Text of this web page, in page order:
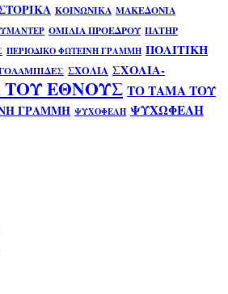
ΚΟΙΝΩΝΙΚΑ ΜΑΚΕΔΟΝΙΑ
ΟΜΙΛΙΑ ΠΡΟΕΔΡΟΥ ΠΑΤΗΡ
ΠΕΡΙΟΔΙΚΟ ΦΩΤΕΙΝΗ ΓΡΑΜΜΗ ΠΟΛΙΤΙΚΗ
ΣΧΟΛΙΑ ΣΧΟΛΙΑ-
ΕΘΝΟΥΣ ΤΟ ΤΑΜΑ ΤΟΥ
ΓΡΑΜΜΗ ΨΥΧΟΦΕΛΗ ΨΥΧΩΦΕΛΗ